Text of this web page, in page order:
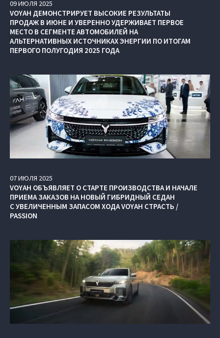
09ИЮЛЯ 2025
VOYAH ДЕМОНСТРИРУЕТ ВЫСОКИЕ РЕЗУЛЬТАТЫ
ПРОДАЖ В ИЮНЕ И УВЕРЕННО УДЕРЖИВАЕТ ПЕРВОЕ
МЕСТО В СЕГМЕНТЕ АВТОМОБИЛЕЙ НА
АЛЬТЕРНАТИВНЫХ ИСТОЧНИКАХ ЭНЕРГИИ ПО ИТОГАМ
ПЕРВОГО ПОЛУГОДИЯ 2025 ГОДА
07ИЮЛЯ 2025
VOYAH ОБЪЯВЛЯЕТ О СТАРТЕ ПРОИЗВОДСТВА И НАЧАЛЕ
ПРИЕМА ЗАКАЗОВ НА НОВЫЙ ГИБРИДНЫЙ СЕДАН
С УВЕЛИЧЕННЫМ ЗАПАСОМ ХОДА VOYAH СТРАСТЬ /
PASSION